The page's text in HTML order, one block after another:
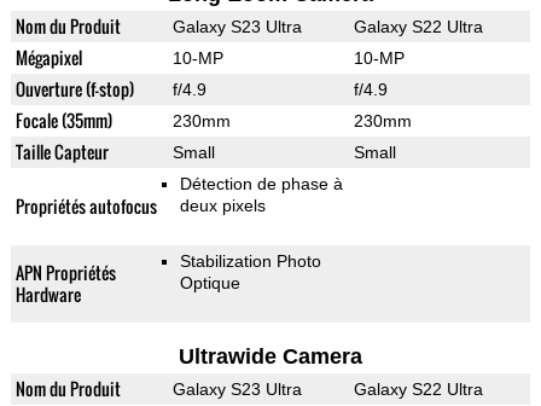
Nom du Produit Galaxy S23 Ultra Galaxy S22 Ultra
Mégapixel 10-MP 10-MP
Ouverture (f-stop) f/4.9 f/4.9
Focale (35mm) 230mm 230mm
Taille Capteur Small Small
Propriétés autofocus
Détection de phase à
deux pixels
APN Propriétés
Hardware
Stabilization Photo
Optique
Ultrawide Camera
Nom du Produit Galaxy S23 Ultra Galaxy S22 Ultra